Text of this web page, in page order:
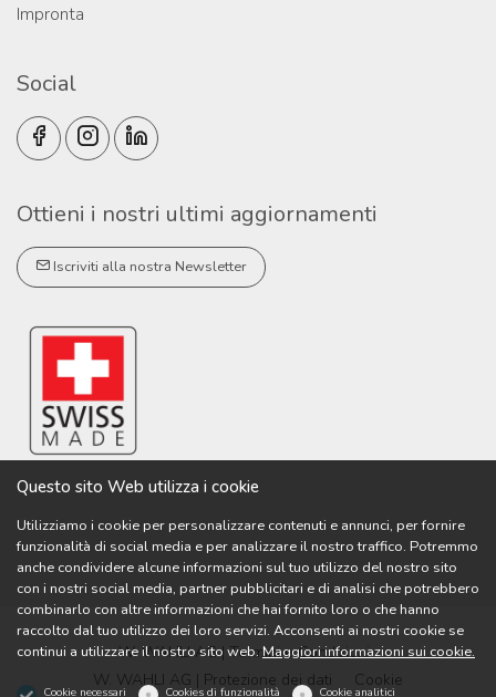
Impronta
Social
Ottieni i nostri ultimi aggiornamenti
Iscriviti alla nostra Newsletter
W. WAHLI AG | Termini e Condizioni
W. WAHLI AG | Protezione dei dati
Cookie
Questo sito Web utilizza i cookie
Utilizziamo i cookie per personalizzare contenuti e annunci, per fornire
funzionalità di social media e per analizzare il nostro traffico. Potremmo
anche condividere alcune informazioni sul tuo utilizzo del nostro sito
con i nostri social media, partner pubblicitari e di analisi che potrebbero
combinarlo con altre informazioni che hai fornito loro o che hanno
raccolto dal tuo utilizzo dei loro servizi. Acconsenti ai nostri cookie se
continui a utilizzare il nostro sito web.Maggiori informazioni sui cookie.
Cookie necessari Cookies di funzionalità Cookie analitici